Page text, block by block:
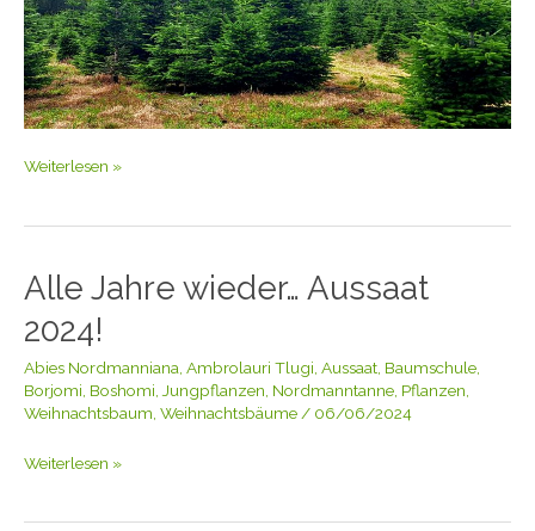
Weiterlesen »
Alle Jahre wieder… Aussaat
2024!
Abies Nordmanniana, Ambrolauri Tlugi, Aussaat, Baumschule,
Borjomi, Boshomi,Jungpflanzen, Nordmanntanne, Pflanzen,
Weihnachtsbaum, Weihnachtsbäume/ 06/06/2024
Alle
Jahre
wieder…
Aussaat
2024!
Weiterlesen »